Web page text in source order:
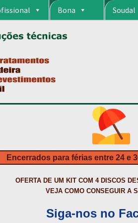
Bona Soudal
CARRINHO CART
DA BONA?
HIDROFUGANTES
PRODUTOS ECOLÓGICOS CERTIFICADOS
DE BETÃO COM FERRO À VISTA
TERMOS E CONDIÇÕESTINTA
Encerrados para férias entre 24 e
OFERTA DE UM KIT COM 4 DISCOS
VEJA COMO CONSEGUIR A
Siga-nos no